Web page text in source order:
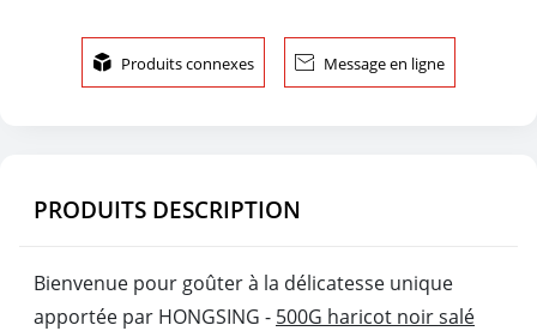
 Produits connexes  Message en ligne
PRODUITS DESCRIPTION
Bienvenue pour goûter à la délicatesse unique
apportée par HONGSING - 500G haricot noir salé